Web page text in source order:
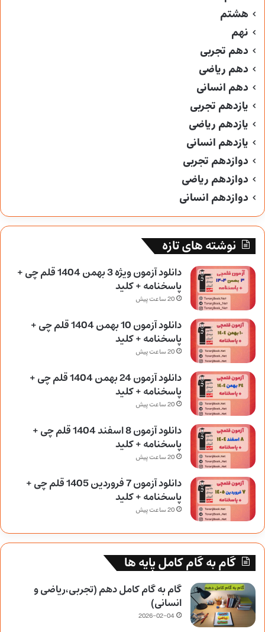
هشتم
نهم
دهم تجربی
دهم ریاضی
دهم انسانی
یازدهم تجربی
یازدهم ریاضی
یازدهم انسانی
دوازدهم تجربی
دوازدهم ریاضی
دوازدهم انسانی
نوشته های تازه
دانلود آزمون ویژه 3 بهمن 1404 قلم چی +
پاسخنامه + کلید
20 ساعت پیش
دانلود آزمون 10 بهمن 1404 قلم چی +
پاسخنامه + کلید
20 ساعت پیش
دانلود آزمون 24 بهمن 1404 قلم چی +
پاسخنامه + کلید
20 ساعت پیش
دانلود آزمون 8 اسفند 1404 قلم چی +
پاسخنامه + کلید
20 ساعت پیش
دانلود آزمون 7 فروردین 1405 قلم چی +
پاسخنامه + کلید
20 ساعت پیش
گام به گام کامل پایه ها
گام به گام کامل دهم (تجربی،ریاضی و
انسانی)
2026-02-04